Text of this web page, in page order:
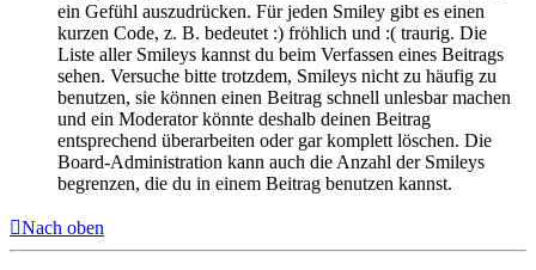
ein Gefühl auszudrücken. Für jeden Smiley gibt es einen
kurzen Code, z. B. bedeutet :) fröhlich und :( traurig. Die
Liste aller Smileys kannst du beim Verfassen eines Beitrags
sehen. Versuche bitte trotzdem, Smileys nicht zu häufig zu
benutzen, sie können einen Beitrag schnell unlesbar machen
und ein Moderator könnte deshalb deinen Beitrag
entsprechend überarbeiten oder gar komplett löschen. Die
Board-Administration kann auch die Anzahl der Smileys
begrenzen, die du in einem Beitrag benutzen kannst.
Nach oben